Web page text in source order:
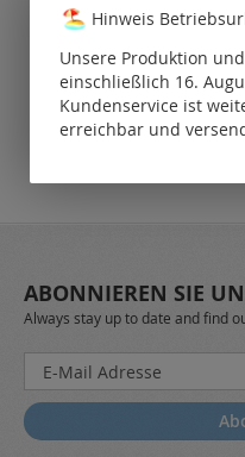
Kunden
sichtbar.
ABONNIEREN SIE
Always stay up to date and find
Melden
Sie
sich
für
Hinweis
Unsere Produktion
einschließlich 16.
Kundenservice ist
erreichbar und